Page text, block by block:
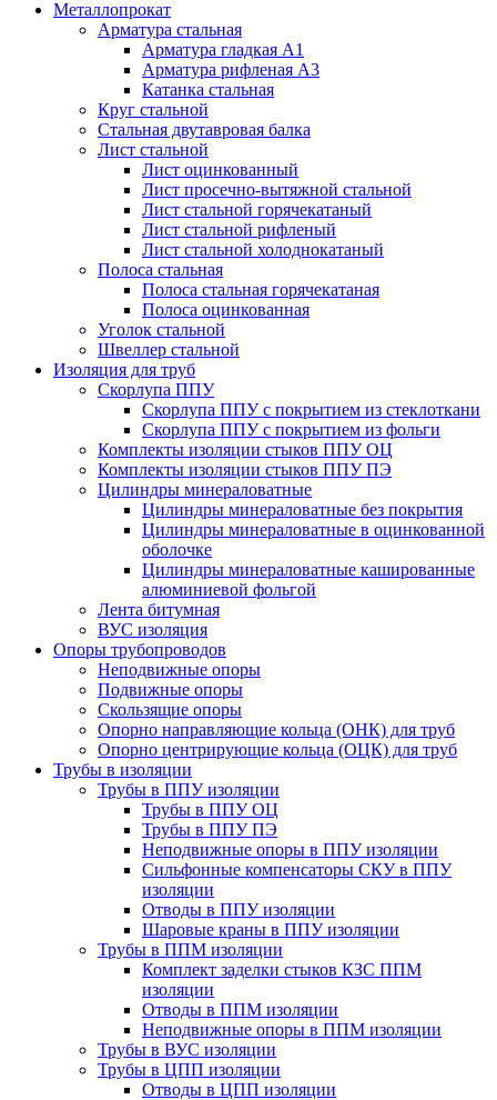
Металлопрокат
Арматура стальная
Арматура гладкая А1
Арматура рифленая А3
Катанка стальная
Круг стальной
Стальная двутавровая балка
Лист стальной
Лист оцинкованный
Лист просечно-вытяжной стальной
Лист стальной горячекатаный
Лист стальной рифленый
Лист стальной холоднокатаный
Полоса стальная
Полоса стальная горячекатаная
Полоса оцинкованная
Уголок стальной
Швеллер стальной
Изоляция для труб
Скорлупа ППУ
Скорлупа ППУ с покрытием из стеклоткани
Скорлупа ППУ с покрытием из фольги
Комплекты изоляции стыков ППУ ОЦ
Комплекты изоляции стыков ППУ ПЭ
Цилиндры минераловатные
Цилиндры минераловатные без покрытия
Цилиндры минераловатные в оцинкованной
оболочке
Цилиндры минераловатные кашированные
алюминиевой фольгой
Лента битумная
ВУС изоляция
Опоры трубопроводов
Неподвижные опоры
Подвижные опоры
Скользящие опоры
Опорно направляющие кольца (ОНК) для труб
Опорно центрирующие кольца (ОЦК) для труб
Трубы в изоляции
Трубы в ППУ изоляции
Трубы в ППУ ОЦ
Трубы в ППУ ПЭ
Неподвижные опоры в ППУ изоляции
Сильфонные компенсаторы СКУ в ППУ
изоляции
Отводы в ППУ изоляции
Шаровые краны в ППУ изоляции
Трубы в ППМ изоляции
Комплект заделки стыков КЗС ППМ
изоляции
Отводы в ППМ изоляции
Неподвижные опоры в ППМ изоляции
Трубы в ВУС изоляции
Трубы в ЦПП изоляции
Отводы в ЦПП изоляции